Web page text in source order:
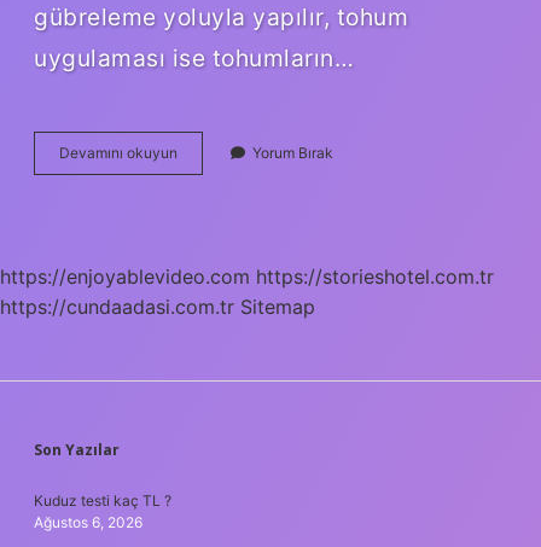
gübreleme yoluyla yapılır, tohum
uygulaması ise tohumların…
Devamını okuyun Bitkilerde
Çinko
Yorum Bırak
https://enjoyablevideo.com https://storieshotel.com.tr
https://cundaadasi.com.tr Sitemap
SIDEBAR
Son Yazılar
Kuduz testi kaç TL ?
Ağustos 6, 2026